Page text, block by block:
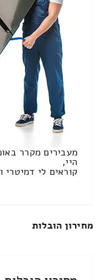
מעבירים מקרר
היי,
קוראים לי
מחירון הובלות